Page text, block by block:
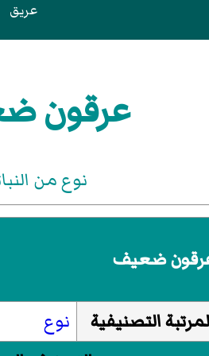
عريق
عرقون
نوع من
ضعيف
التصنيفية
نوع